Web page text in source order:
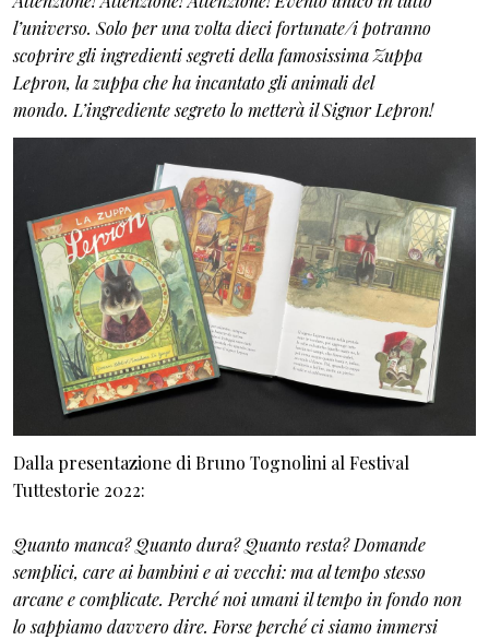
l’universo. Solo per una volta dieci fortunate/i potranno
scoprire gli ingredienti segreti della famosissima Zuppa
Lepron, la zuppa che ha incantato gli animali del
mondo. L’ingrediente segreto lo metterà il Signor Lepron!
Dalla presentazione di Bruno Tognolini al Festival
Tuttestorie 2022:
Quanto manca? Quanto dura? Quanto resta? Domande
semplici, care ai bambini e ai vecchi: ma al tempo stesso
arcane e complicate. Perché noi umani il tempo in fondo non
lo sappiamo davvero dire. Forse perché ci siamo immersi